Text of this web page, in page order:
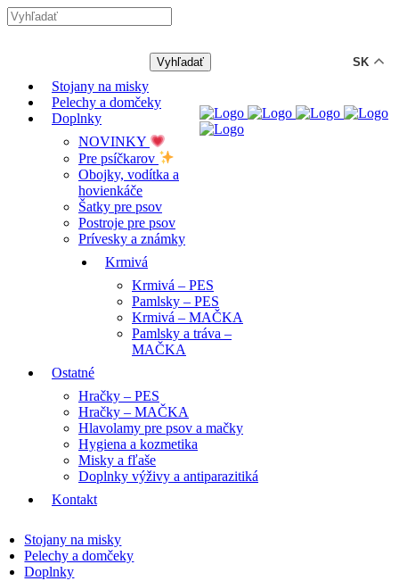
Stojany na misky
Pelechy a domčeky
Doplnky
NOVINKY
Pre psíčkarov
Obojky, vodítka a
hovienkáče
Šatky pre psov
Postroje pre psov
Prívesky a známky
Krmivá
Krmivá – PES
Pamlsky – PES
Krmivá – MAČKA
Pamlsky a tráva –
MAČKA
Ostatné
Hračky – PES
Hračky – MAČKA
Hlavolamy pre psov a mačky
Hygiena a kozmetika
Misky a fľaše
Doplnky výživy a antiparazitiká
Kontakt
Stojany na misky
Pelechy a domčeky
Doplnky
SK
-12% ZĽAVA s kódom "LETO12"